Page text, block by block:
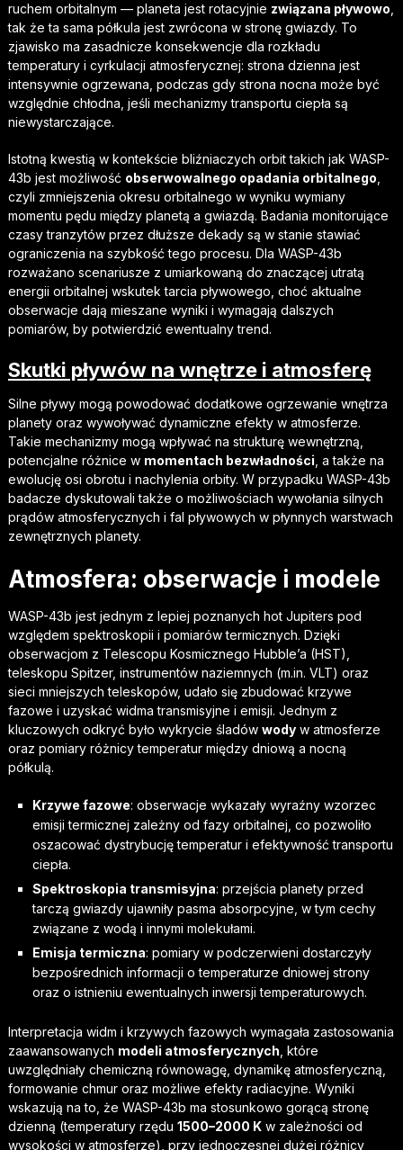
ruchem orbitalnym — planeta jest rotacyjnie związana pływowo
tak że ta sama półkula jest zwrócona w stronę gwiazdy. To
zjawisko ma zasadnicze konsekwencje dla rozkładu
temperatury i cyrkulacji atmosferycznej: strona dzienna jest
intensywnie ogrzewana, podczas gdy strona nocna może być
względnie chłodna, jeśli mechanizmy transportu ciepła są
niewystarczające.
Istotną kwestią w kontekście bliźniaczych orbit takich jak WASP-
43b jest możliwość obserwowalnego opadania orbitalnego
czyli zmniejszenia okresu orbitalnego w wyniku wymiany
momentu pędu między planetą a gwiazdą. Badania monitorujące
czasy tranzytów przez dłuższe dekady są w stanie stawiać
ograniczenia na szybkość tego procesu. Dla WASP-43b
rozważano scenariusze z umiarkowaną do znaczącej utratą
energii orbitalnej wskutek tarcia pływowego, choć aktualne
obserwacje dają mieszane wyniki i wymagają dalszych
pomiarów, by potwierdzić ewentualny trend.
Skutki pływów na wnętrze i atmosferę
Silne pływy mogą powodować dodatkowe ogrzewanie wnętrza
planety oraz wywoływać dynamiczne efekty w atmosferze.
Takie mechanizmy mogą wpływać na strukturę wewnętrzną,
potencjalne różnice w momentach bezwładności , a także na
ewolucję osi obrotu i nachylenia orbity. W przypadku WASP-43b
badacze dyskutowali także o możliwościach wywołania silnych
prądów atmosferycznych i fal pływowych w płynnych warstwach
zewnętrznych planety.
Atmosfera: obserwacje i modele
WASP-43b jest jednym z lepiej poznanych hot Jupiters pod
względem spektroskopii i pomiarów termicznych. Dzięki
obserwacjom z Telescopu Kosmicznego Hubble’a (HST),
teleskopu Spitzer, instrumentów naziemnych (m.in. VLT) oraz
sieci mniejszych teleskopów, udało się zbudować krzywe
fazowe i uzyskać widma transmisyjne i emisji. Jednym z
kluczowych odkryć było wykrycie śladów wodyw atmosferze
oraz pomiary różnicy temperatur między dniową a nocną
półkulą.
Krzywe fazowe: obserwacje wykazały wyraźny wzorzec
emisji termicznej zależny od fazy orbitalnej, co pozwoliło
oszacować dystrybucję temperatur i efektywność transportu
ciepła.
Spektroskopia transmisyjna: przejścia planety przed
tarczą gwiazdy ujawniły pasma absorpcyjne, w tym cechy
związane z wodą i innymi molekułami.
Emisja termiczna: pomiary w podczerwieni dostarczyły
bezpośrednich informacji o temperaturze dniowej strony
oraz o istnieniu ewentualnych inwersji temperaturowych.
Interpretacja widm i krzywych fazowych wymagała zastosowania
zaawansowanych modeli atmosferycznych , które
uwzględniały chemiczną równowagę, dynamikę atmosferyczną,
formowanie chmur oraz możliwe efekty radiacyjne. Wyniki
wskazują na to, że WASP-43b ma stosunkowo gorącą stronę
dzienną (temperatury rzędu 1500–2000 Kw zależności od
wysokości w atmosferze), przy jednoczesnej dużej różnicy